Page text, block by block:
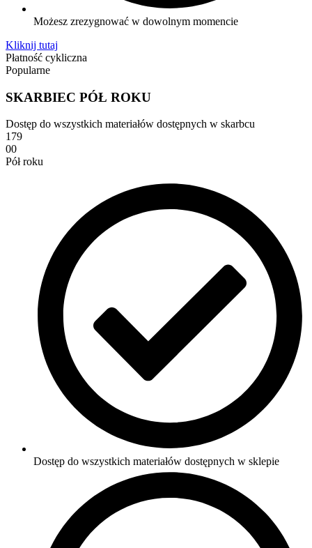
Możesz zrezygnować w dowolnym momencie
Kliknij tutaj
Płatność cykliczna
Popularne
SKARBIEC PÓŁ ROKU
Dostęp do wszystkich materiałów dostępnych w skarbcu
179
00
Pół roku
Dostęp do wszystkich materiałów dostępnych w sklepie